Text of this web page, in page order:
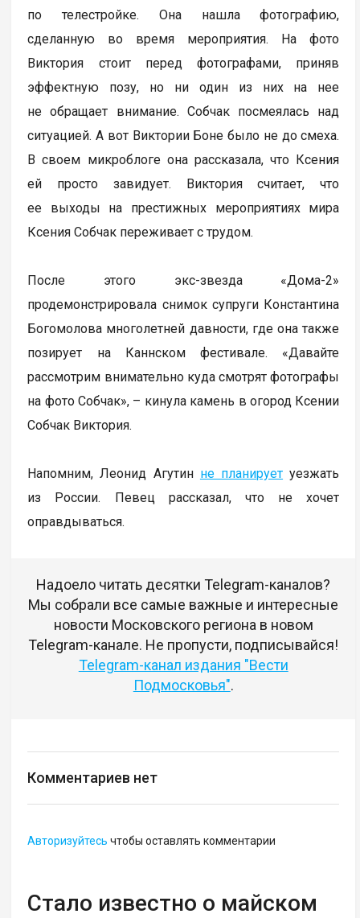
по телестройке. Она нашла фотографию,
сделанную во время мероприятия. На фото
Виктория стоит перед фотографами, приняв
эффектную позу, но ни один из них на нее
не обращает внимание. Собчак посмеялась над
ситуацией. А вот Виктории Боне было не до смеха.
В своем микроблоге она рассказала, что Ксения
ей просто завидует. Виктория считает, что
ее выходы на престижных мероприятиях мира
Ксения Собчак переживает с трудом.
После этого экс-звезда «Дома-2»
продемонстрировала снимок супруги Константина
Богомолова многолетней давности, где она также
позирует на Каннском фестивале. «Давайте
рассмотрим внимательно куда смотрят фотографы
на фото Собчак», – кинула камень в огород Ксении
Собчак Виктория.
Напомним, Леонид Агутин не планирует уезжать
из России. Певец рассказал, что не хочет
оправдываться.
Надоело читать десятки Telegram-каналов?
Мы собрали все самые важные и интересные
новости Московского региона в новом
Telegram-канале. Не пропусти, подписывайся!
Telegram-канал издания "Вести
Подмосковья".
Комментариев нет
Авторизуйтесь чтобы оставлять комментарии
Стало известно о майском